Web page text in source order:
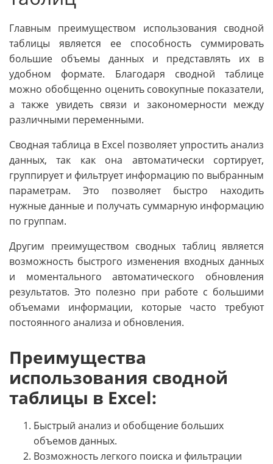
Главным преимуществом использования сводной
таблицы является ее способность суммировать
большие объемы данных и представлять их в
удобном формате. Благодаря сводной таблице
можно обобщенно оценить совокупные показатели,
а также увидеть связи и закономерности между
различными переменными.
Сводная таблица в Excel позволяет упростить анализ
данных, так как она автоматически сортирует,
группирует и фильтрует информацию по выбранным
параметрам. Это позволяет быстро находить
нужные данные и получать суммарную информацию
по группам.
Другим преимуществом сводных таблиц является
возможность быстрого изменения входных данных
и моментального автоматического обновления
результатов. Это полезно при работе с большими
объемами информации, которые часто требуют
постоянного анализа и обновления.
Преимущества
использования сводной
таблицы в Excel:
Быстрый анализ и обобщение больших
объемов данных.
Возможность легкого поиска и фильтрации